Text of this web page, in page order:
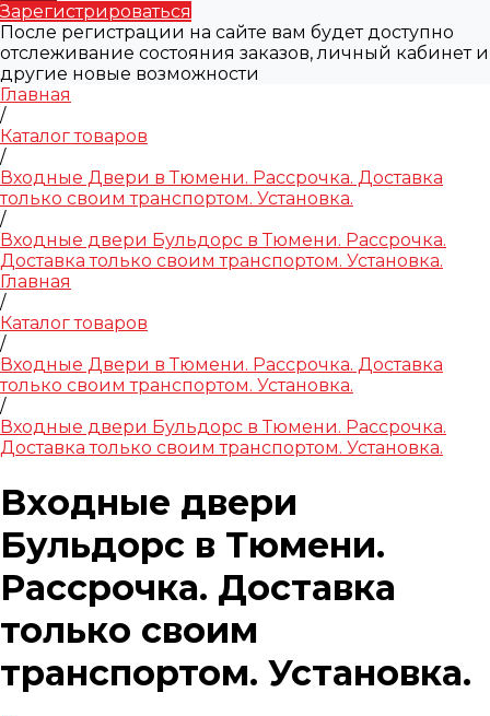
Зарегистрироваться
После регистрации на сайте вам будет доступно
отслеживание состояния заказов, личный кабинет и
другие новые возможности
Главная
/
Каталог товаров
/
Входные Двери в Тюмени. Рассрочка. Доставка
только своим транспортом. Установка.
/
Входные двери Бульдорс в Тюмени. Рассрочка.
Доставка только своим транспортом. Установка.
Главная
/
Каталог товаров
/
Входные Двери в Тюмени. Рассрочка. Доставка
только своим транспортом. Установка.
/
Входные двери Бульдорс в Тюмени. Рассрочка.
Доставка только своим транспортом. Установка.
Входные двери
Бульдорс в Тюмени.
Рассрочка. Доставка
только своим
транспортом. Установка.